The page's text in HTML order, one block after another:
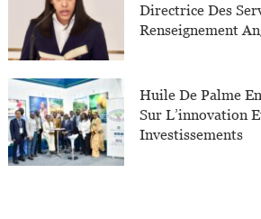
Directrice Des
Renseignement
Huile De Palme
Sur L’innovation
Investissements